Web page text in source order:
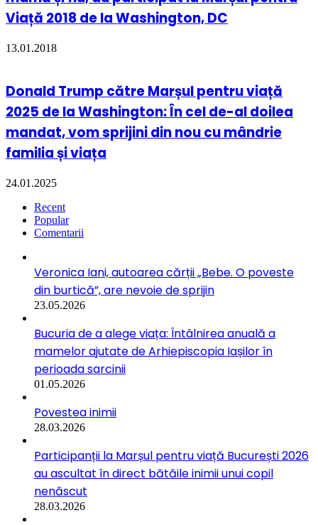
Viață 2018 de la Washington, DC
13.01.2018
Donald Trump către Marșul pentru viață
2025 de la Washington: În cel de-al doilea
mandat, vom sprijini din nou cu mândrie
familia și viața
24.01.2025
Recent
Popular
Comentarii
Veronica Iani, autoarea cărții „Bebe. O poveste
din burtică”, are nevoie de sprijin
23.05.2026
Bucuria de a alege viața: Întâlnirea anuală a
mamelor ajutate de Arhiepiscopia Iașilor în
perioada sarcinii
01.05.2026
Povestea inimii
28.03.2026
Participanții la Marșul pentru viață București 2026
au ascultat în direct bătăile inimii unui copil
nenăscut
28.03.2026